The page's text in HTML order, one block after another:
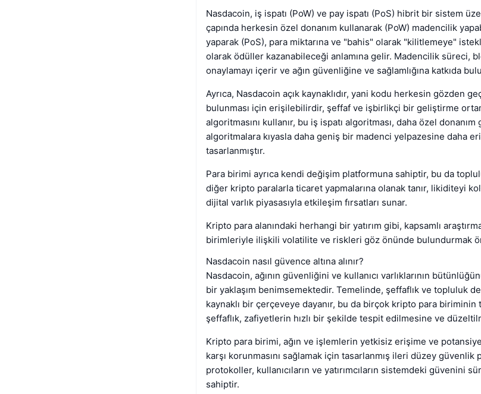
Nasdacoin, iş ispatı (PoW) ve pay ispatı (PoS) hibrit bir sistem
çapında herkesin özel donanım kullanarak (PoW) madencilik
yaparak (PoS), para miktarına ve "bahis" olarak "kilitlemeye"
olarak ödüller kazanabileceği anlamına gelir. Madencilik süreci,
onaylamayı içerir ve ağın güvenliğine ve sağlamlığına katkıda
Ayrıca, Nasdacoin açık kaynaklıdır, yani kodu herkesin gözden
bulunması için erişilebilirdir, şeffaf ve işbirlikçi bir geliştirme
algoritmasını kullanır, bu iş ispatı algoritması, daha özel
algoritmalara kıyasla daha geniş bir madenci yelpazesine daha
tasarlanmıştır.
Para birimi ayrıca kendi değişim platformuna sahiptir, bu da
diğer kripto paralarla ticaret yapmalarına olanak tanır, likiditeyi
dijital varlık piyasasıyla etkileşim fırsatları sunar.
Kripto para alanındaki herhangi bir yatırım gibi, kapsamlı
birimleriyle ilişkili volatilite ve riskleri göz önünde bulundurmak
Nasdacoin nasıl güvence altına alınır?
Nasdacoin, ağının güvenliğini ve kullanıcı varlıklarının
bir yaklaşım benimsemektedir. Temelinde, şeffaflık ve topluluk
kaynaklı bir çerçeveye dayanır, bu da birçok kripto para
şeffaflık, zafiyetlerin hızlı bir şekilde tespit edilmesine ve
Kripto para birimi, ağın ve işlemlerin yetkisiz erişime ve
karşı korunmasını sağlamak için tasarlanmış ileri düzey güvenlik
protokoller, kullanıcıların ve yatırımcıların sistemdeki güvenini
sahiptir.